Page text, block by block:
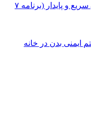
رژیم غذایی سالم برای کاهش وزن سریع و پایدار (برنامه ۷